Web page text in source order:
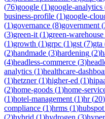
(76)google (1)google-analytics
business-profile (1)google-
(1)governance (8)government (
(3)green-it (1)green-warehouse
(1)growth (1)grpc (1)gst (7)gta
(2)handmade (3)hardening (2)
(4)headless-commerce (3)
analytics (1)healthcare-
(1)hetzner(1)higher-ed (1)
(2)home-goods (1)home-
(1)hotel-management (1)hr(20)
compliance (1)hrms (1)hubspot
(2)hybrid (1)hydrogen (3)